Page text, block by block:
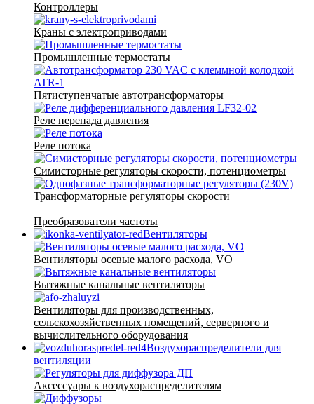
Контроллеры
Краны с электроприводами
Промышленные термостаты
Пятиступенчатые автотрансформаторы
Реле перепада давления
Реле потока
Симисторные регуляторы скорости, потенциометры
Трансформаторные регуляторы скорости
Преобразователи частоты
Вентиляторы
Вентиляторы осевые малого расхода, VO
Вытяжные канальные вентиляторы
Вентиляторы для производственных,
сельскохозяйственных помещений, серверного и
вычислительного оборудования
Воздухораспределители для
вентиляции
Аксессуары к воздухораспределителям